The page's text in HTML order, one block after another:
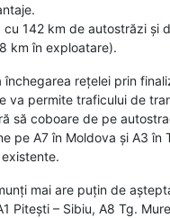
cu 142 km de autostrăzi și
km în exploatare).
rețelei prin
va permite traficului de
să coboare de pe
pe A7 în Moldova și A3 în
mai are puțin de
Pitești – Sibiu, A8 Tg.